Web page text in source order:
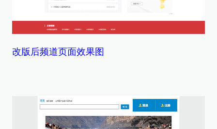
改版后频道页面效果图